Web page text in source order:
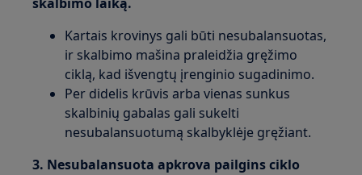
Kartais krovinys gali būti nesubalansuotas,
ir skalbimo mašina praleidžia gręžimo
ciklą, kad išvengtų įrenginio sugadinimo.
Per didelis krūvis arba vienas sunkus
skalbinių gabalas gali sukelti
nesubalansuotumą skalbyklėje gręžiant.
3. Nesubalansuota apkrova pailgins ciklo